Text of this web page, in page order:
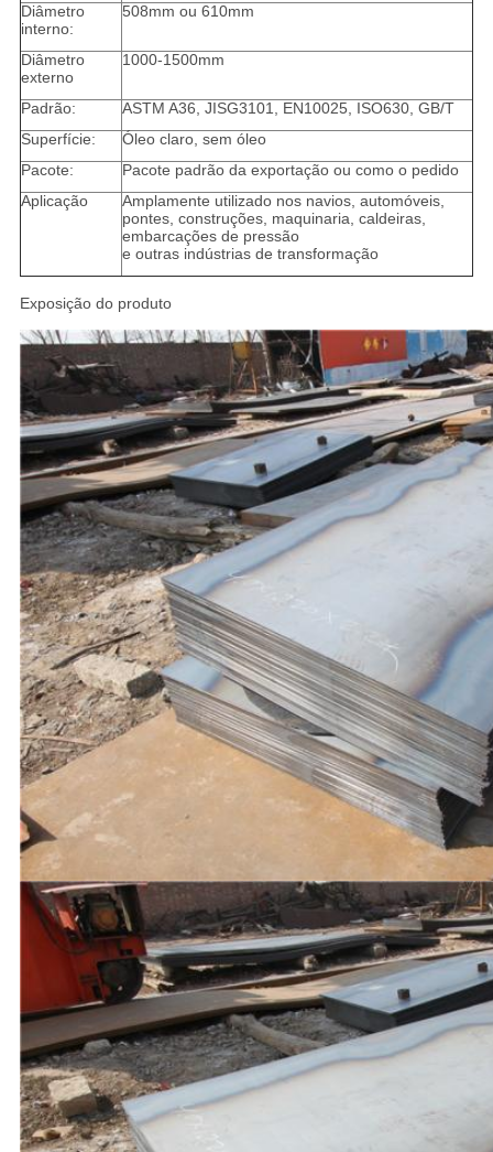
Diâmetro
interno:
508mm ou 610mm
Diâmetro
externo
1000-1500mm
Padrão:
ASTM A36, JISG3101, EN10025, ISO630, GB/T
Superfície:
Óleo claro, sem óleo
Pacote:
Pacote padrão da exportação ou como o pedido
Aplicação
Amplamente utilizado nos navios, automóveis,
pontes, construções, maquinaria, caldeiras,
embarcações de pressão
e outras indústrias de transformação
Exposição do produto